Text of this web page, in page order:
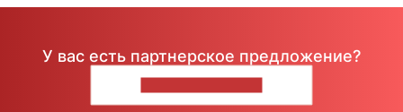
У вас есть партнерское предложение?